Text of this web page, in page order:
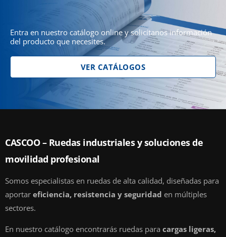
Entra en nuestro catálogo online y solicítanos información
del producto que necesites.
VER CATÁLOGOS
CASCOO – Ruedas industriales y soluciones de
movilidad profesional
Somos especialistas en ruedas de alta calidad, diseñadas para
aportar eficiencia, resistencia y seguridad en múltiples
sectores.
En nuestro catálogo encontrarás ruedas para cargas ligeras,